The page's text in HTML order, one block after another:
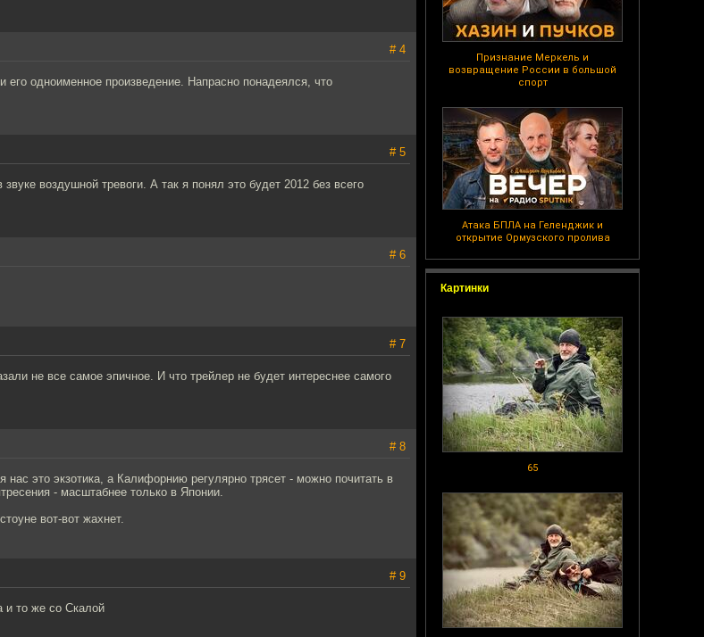
Признание Меркель и
возвращение России в большой
спорт
Атака БПЛА на Геленджик и
открытие Ормузского пролива
Картинки
65
# 4
одноименное произведение. Напрасно понадеялся, что
# 5
воздушной тревоги. А так я понял это будет 2012 без всего
# 6
# 7
не все самое эпичное. И что трейлер не будет интереснее самого
# 8
это экзотика, а Калифорнию регулярно трясет - можно почитать в
- масштабнее только в Японии.
вот-вот жахнет.
# 9
и то же со Скалой